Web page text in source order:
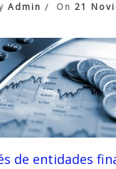
Admin On 21
de entidades